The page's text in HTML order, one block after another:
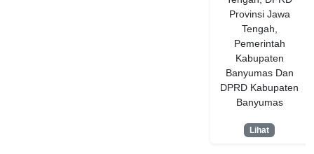
Provinsi Jawa
Tengah,
Pemerintah
Kabupaten
Banyumas Dan
DPRD Kabupaten
Banyumas
Lihat